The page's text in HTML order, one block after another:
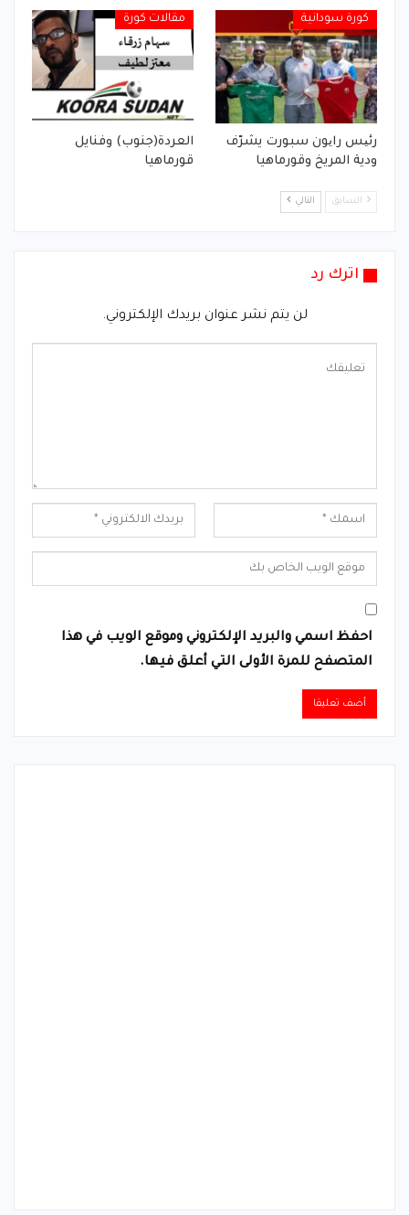
كورة سودانية
رئیس رایون سبورت يشرّف
ودية المريخ وقورماهيا
مقالات كورة
العردة(جنوب) وفنايل
قورماهيا
السابق التالي
اترك رد
لن يتم نشر عنوان بريدك الإلكتروني.
احفظ اسمي والبريد الإلكتروني وموقع الويب في هذا
المتصفح للمرة الأولى التي أعلق فيها.